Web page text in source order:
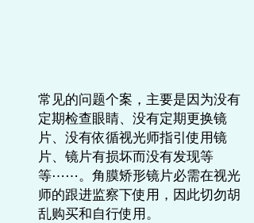
常见的问题个案，主要是因为没有
定期检查眼睛、没有定期更换镜
片、没有依循视光师指引使用镜
片、镜片有损坏而没有发现等
等⋯⋯。角膜矫形镜片必需在视光
师的跟进监察下使用，因此切勿胡
乱购买和自行使用。